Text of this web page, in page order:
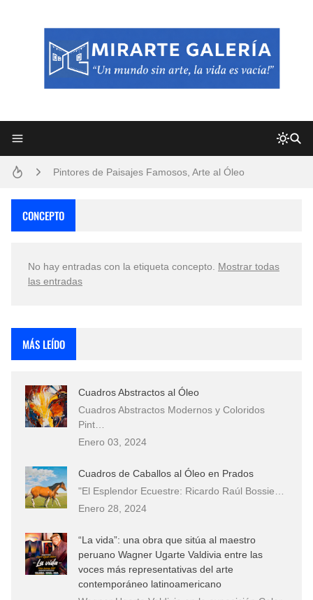
Pintores de Paisajes Famosos, Arte al Óleo
Que significan los cuadros de negras africanas?
El mundo del arte en pintura surrealista
CONCEPTO
No hay entradas con la etiqueta concepto
Mostrar todas
las entradas
MÁS LEÍDO
Cuadros Abstractos al Óleo
Cuadros Abstractos Modernos y Coloridos
Pint…
Enero 03, 2024
Cuadros de Caballos al Óleo en Prados
"El Esplendor Ecuestre: Ricardo Raúl Bossie…
Enero 28, 2024
“La vida”: una obra que sitúa al maestro
peruano Wagner Ugarte Valdivia entre las
voces más representativas del arte
contemporáneo latinoamericano